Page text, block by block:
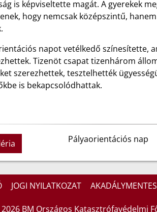
is képviseltette magát. A gyerekek
hogy nemcsak középszintű,
napot vetélkedő színesítette,
Tizenöt csapat tizenhárom
szerezhettek, tesztelhették
is bekapcsolódhattak.
Pályaorientációs nap
JOGI NYILATKOZAT
BM Országos Katasztrófavédelmi